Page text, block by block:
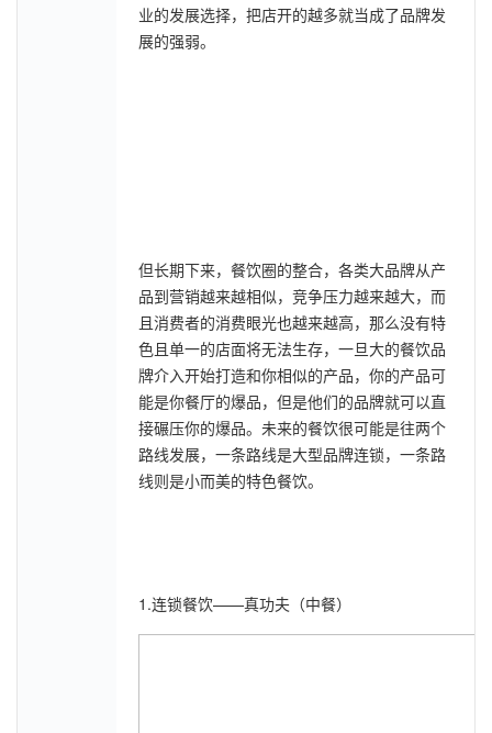
业的发展选择，把店开的越多就当成了品牌发
展的强弱。
但长期下来，餐饮圈的整合，各类大品牌从产
品到营销越来越相似，竞争压力越来越大，而
且消费者的消费眼光也越来越高，那么没有特
色且单一的店面将无法生存，一旦大的餐饮品
牌介入开始打造和你相似的产品，你的产品可
能是你餐厅的爆品，但是他们的品牌就可以直
接碾压你的爆品。未来的餐饮很可能是往两个
路线发展，一条路线是大型品牌连锁，一条路
线则是小而美的特色餐饮。
1.连锁餐饮——真功夫（中餐）